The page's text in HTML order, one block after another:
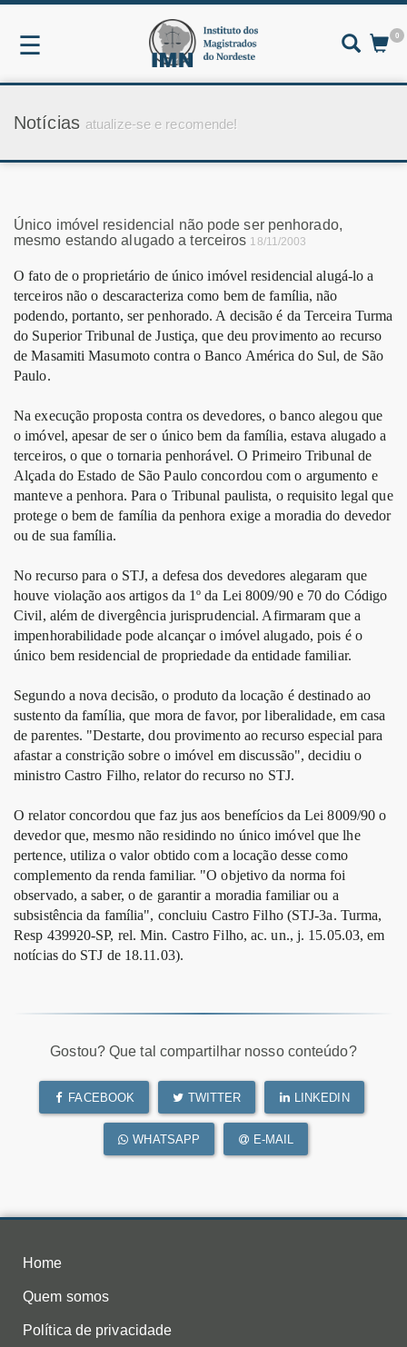
☰ 0
Notícias atualize-se e recomende!
Único imóvel residencial não pode ser penhorado,
mesmo estando alugado a terceiros 18/11/2003
O fato de o proprietário de único imóvel residencial alugá-lo a
terceiros não o descaracteriza como bem de família, não
podendo, portanto, ser penhorado. A decisão é da Terceira Turma
do Superior Tribunal de Justiça, que deu provimento ao recurso
de Masamiti Masumoto contra o Banco América do Sul, de São
Paulo.
Na execução proposta contra os devedores, o banco alegou que
o imóvel, apesar de ser o único bem da família, estava alugado a
terceiros, o que o tornaria penhorável. O Primeiro Tribunal de
Alçada do Estado de São Paulo concordou com o argumento e
manteve a penhora. Para o Tribunal paulista, o requisito legal que
protege o bem de família da penhora exige a moradia do devedor
ou de sua família.
No recurso para o STJ, a defesa dos devedores alegaram que
houve violação aos artigos da 1º da Lei 8009/90 e 70 do Código
Civil, além de divergência jurisprudencial. Afirmaram que a
impenhorabilidade pode alcançar o imóvel alugado, pois é o
único bem residencial de propriedade da entidade familiar.
Segundo a nova decisão, o produto da locação é destinado ao
sustento da família, que mora de favor, por liberalidade, em casa
de parentes. "Destarte, dou provimento ao recurso especial para
afastar a constrição sobre o imóvel em discussão", decidiu o
ministro Castro Filho, relator do recurso no STJ.
O relator concordou que faz jus aos benefícios da Lei 8009/90 o
devedor que, mesmo não residindo no único imóvel que lhe
pertence, utiliza o valor obtido com a locação desse como
complemento da renda familiar. "O objetivo da norma foi
observado, a saber, o de garantir a moradia familiar ou a
subsistência da família", concluiu Castro Filho (STJ-3a. Turma,
Resp 439920-SP, rel. Min. Castro Filho, ac. un., j. 15.05.03, em
notícias do STJ de 18.11.03).
Gostou? Que tal compartilhar nosso conteúdo?
FACEBOOK TWITTER LINKEDIN
WHATSAPP E-MAIL
Home
Quem somos
Política de privacidade